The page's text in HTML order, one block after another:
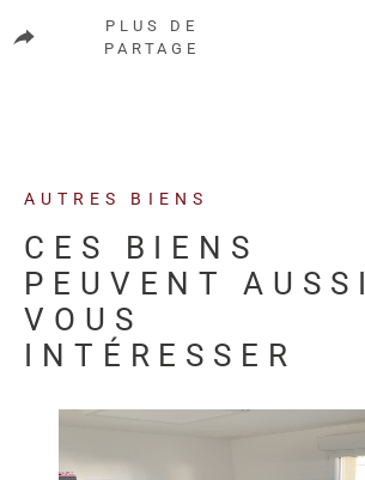
PLUS DE
PARTAGE
AUTRES BIENS
CES BIENS
PEUVENT AUSSI
VOUS
INTÉRESSER